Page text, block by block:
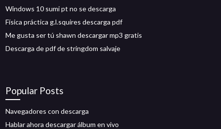
Windows 10 sumi pt no se descarga
Física práctica g.l.squires descarga pdf
Me gusta ser tú shawn descargar mp3 gratis
Descarga de pdf de stringdom salvaje
Popular Posts
Navegadores con descarga
Hablar ahora descargar álbum en vivo